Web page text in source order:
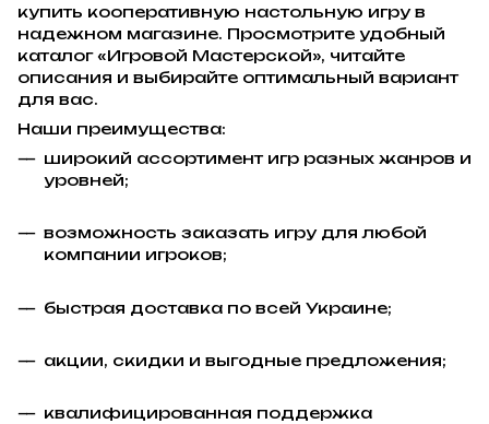
купить кооперативную настольную игру в
надежном магазине. Просмотрите удобный
каталог «Игровой Мастерской», читайте
описания и выбирайте оптимальный вариант
для вас.
Наши преимущества:
широкий ассортимент игр разных жанров и
уровней;
возможность заказать игру для любой
компании игроков;
быстрая доставка по всей Украине;
акции, скидки и выгодные предложения;
квалифицированная поддержка